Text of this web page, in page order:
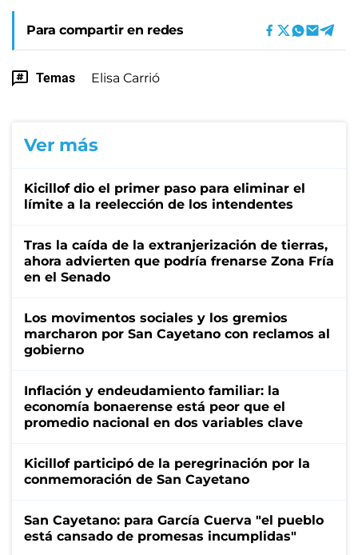
Para compartir en redes
Temas Elisa Carrió
Ver más
Kicillof dio el primer paso para eliminar el
límite a la reelección de los intendentes
Tras la caída de la extranjerización de tierras,
ahora advierten que podría frenarse Zona Fría
en el Senado
Los movimentos sociales y los gremios
marcharon por San Cayetano con reclamos al
gobierno
Inflación y endeudamiento familiar: la
economía bonaerense está peor que el
promedio nacional en dos variables clave
Kicillof participó de la peregrinación por la
conmemoración de San Cayetano
San Cayetano: para García Cuerva "el pueblo
está cansado de promesas incumplidas"